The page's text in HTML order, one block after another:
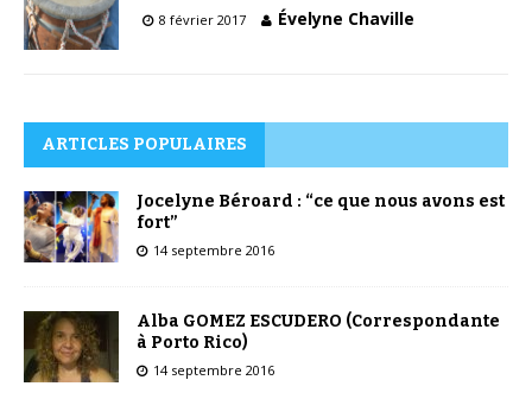
8 février 2017 Évelyne Chaville
ARTICLES POPULAIRES
Jocelyne Béroard : “ce que nous avons est
fort”
14 septembre 2016
Alba GOMEZ ESCUDERO (Correspondante
à Porto Rico)
14 septembre 2016